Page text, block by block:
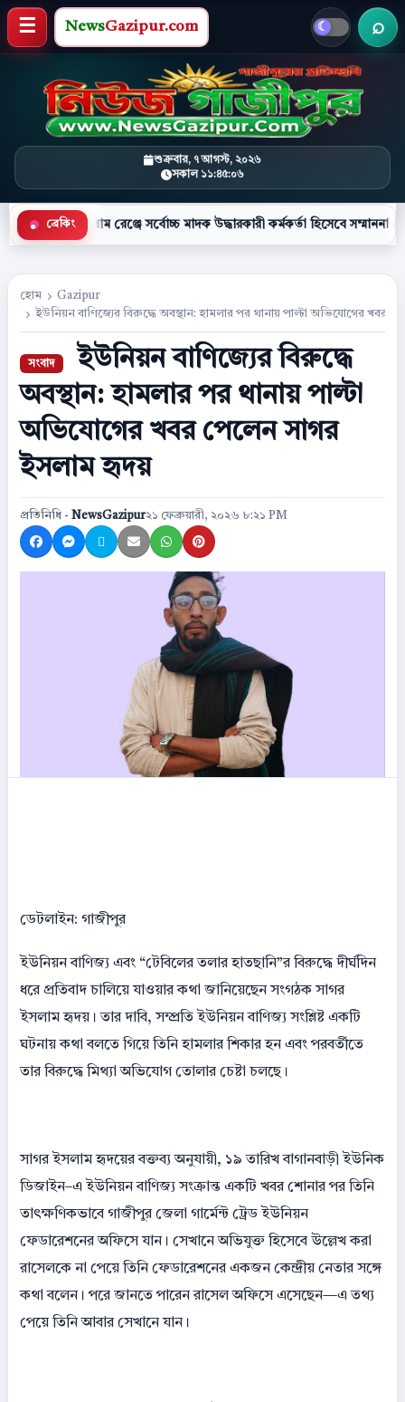
শুক্রবার, ৭ আগস্ট, ২০২৬
সকাল ১১:৪৫:০৭
মেনু খুলুন
NewsGazipur.com
● ব্রেকিং
রেঞ্জে সর্বোচ্চ মাদক উদ্ধারকারী কর্মকর্তা হিসেবে সম্মাননা পেলেন কক্সবাজার
হোম
Gazipur
ইউনিয়ন বাণিজ্যের বিরুদ্ধে অবস্থান: হামলার পর থানায় পাল্টা অভিযোগের খবর
ইউনিয়ন বাণিজ্যের বিরুদ্ধে
অবস্থান: হামলার পর থানায় পাল্টা
অভিযোগের খবর পেলেন সাগর
ইসলাম হৃদয়
প্রতিনিধি - NewsGazipur২১ ফেব্রুয়ারী, ২০২৬ ৮:২১ PM
Share on Facebook
Share on Messenger
Share on XShare by Email
Share on WhatsApp
Share on Pinterest
ডেটলাইন: গাজীপুর
ইউনিয়ন বাণিজ্য এবং “টেবিলের তলার হাতছানি”র বিরুদ্ধে দীর্ঘদিন
ধরে প্রতিবাদ চালিয়ে যাওয়ার কথা জানিয়েছেন সংগঠক সাগর
ইসলাম হৃদয়। তার দাবি, সম্প্রতি ইউনিয়ন বাণিজ্য সংশ্লিষ্ট একটি
ঘটনায় কথা বলতে গিয়ে তিনি হামলার শিকার হন এবং পরবর্তীতে
তার বিরুদ্ধে মিথ্যা অভিযোগ তোলার চেষ্টা চলছে।
সাগর ইসলাম হৃদয়ের বক্তব্য অনুযায়ী, ১৯ তারিখ বাগানবাড়ী ইউনিক
ডিজাইন–এ ইউনিয়ন বাণিজ্য সংক্রান্ত একটি খবর শোনার পর তিনি
তাৎক্ষণিকভাবে গাজীপুর জেলা গার্মেন্ট ট্রেড ইউনিয়ন
ফেডারেশনের অফিসে যান। সেখানে অভিযুক্ত হিসেবে উল্লেখ করা
রাসেলকে না পেয়ে তিনি ফেডারেশনের একজন কেন্দ্রীয় নেতার সঙ্গে
কথা বলেন। পরে জানতে পারেন রাসেল অফিসে এসেছেন—এ তথ্য
পেয়ে তিনি আবার সেখানে যান।